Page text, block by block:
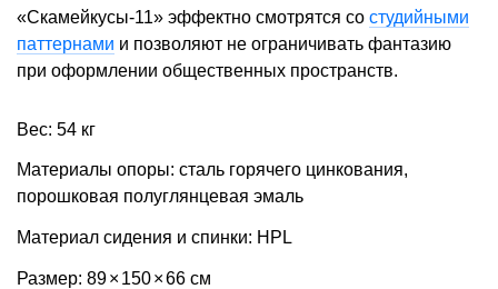
«Скамейкусы-11» эффектно смотрятся со студийными
паттернами и позволяют не ограничивать фантазию
при оформлении общественных пространств.
Вес: 54 кг
Материалы опоры: сталь горячего цинкования,
порошковая полуглянцевая эмаль
Материал сидения и спинки: HPL
Размер: 89× 150×66 см